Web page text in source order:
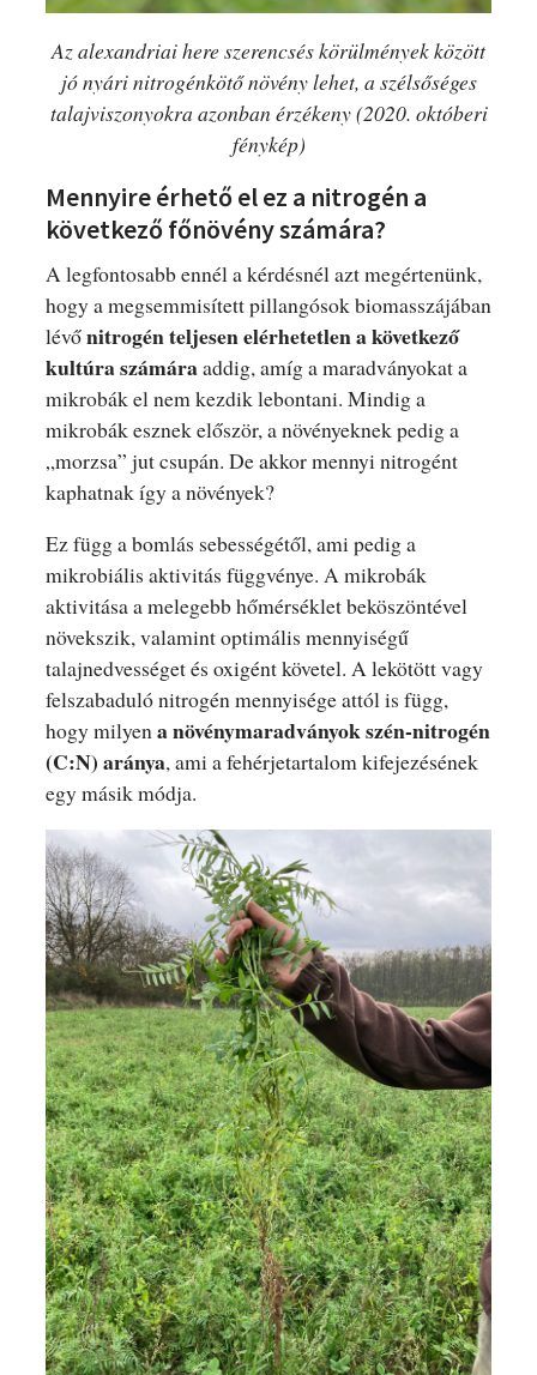
Az alexandriai here szerencsés körülmények között
jó nyári nitrogénkötő növény lehet, a szélsőséges
talajviszonyokra azonban érzékeny (2020. októberi
fénykép)
Mennyire érhető el ez a nitrogén a
következő főnövény számára?
A legfontosabb ennél a kérdésnél azt megértenünk,
hogy a megsemmisített pillangósok biomasszájában
lévőnitrogén teljesen elérhetetlen a következő
kultúra számáraaddig, amíg a maradványokat a
mikrobák el nem kezdik lebontani. Mindig a
mikrobák esznek először, a növényeknek pedig a
„morzsa” jut csupán. De akkor mennyi nitrogént
kaphatnak így a növények?
Ez függ a bomlás sebességétől, ami pedig a
mikrobiális aktivitás függvénye. A mikrobák
aktivitása a melegebb hőmérséklet beköszöntével
növekszik, valamint optimális mennyiségű
talajnedvességet és oxigént követel. A lekötött vagy
felszabaduló nitrogén mennyisége attól is függ,
hogy milyena növénymaradványok szén-nitrogén
(C:N) aránya, ami a fehérjetartalom kifejezésének
egy másik módja.